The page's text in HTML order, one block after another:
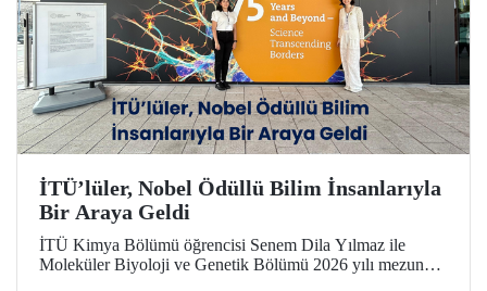
İTÜ’lüler, Nobel Ödüllü Bilim İnsanlarıyla
Bir Araya Geldi
İTÜ Kimya Bölümü öğrencisi Senem Dila Yılmaz ile
Moleküler Biyoloji ve Genetik Bölümü 2026 yılı mezunu